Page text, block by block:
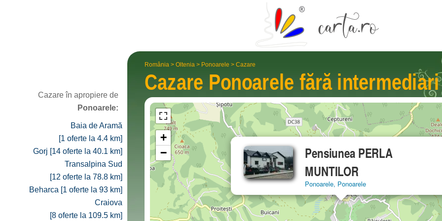
România > Oltenia > Ponoarele > Cazare
Cazare Ponoarele fără interme­diari
Pensiunea PERLA
MUNTILOR
Ponoarele, Ponoarele
+
−
Cazare în apropiere de
Ponoarele:
Baia de Aramă
[1 oferte la 4.4 km]
Gorj [14 oferte la 40.1 km]
Transalpina Sud
[12 oferte la 78.8 km]
Beharca [1 oferte la 93 km]
Craiova
[8 oferte la 109.5 km]